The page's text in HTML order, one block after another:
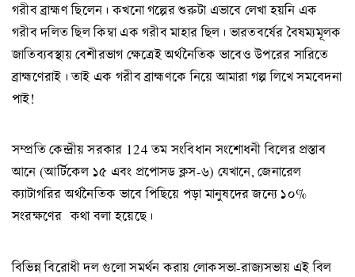
গরীব ব্রাহ্মণ ছিলেন। কখনো গল্পের শুরুটা এভাবে লেখা হয়নি এক
গরীব দলিত ছিল কিম্বা এক গরীব মাহার ছিল। ভারতবর্ষের বৈষম্যমূলক
জাতিব্যবস্থায় বেশীরভাগ ক্ষেত্রেই অর্থনৈতিক ভাবেও উপরের সারিতে
ব্রাহ্মণেরাই। তাই এক গরীব ব্রাহ্মণকে নিয়ে আমারা গল্প লিখে সমবেদনা
পাই!
সম্প্রতি কেন্দ্রীয় সরকার 124 তম সংবিধান সংশোধনী বিলের প্রস্তাব
আনে (আর্টিকেল ১৫ এবং প্রপোসড ক্লস-৬) যেখানে, জেনারেল
ক্যাটাগরির অর্থনৈতিক ভাবে পিছিয়ে পড়া মানুষদের জন্যে ১০%
সংরক্ষণের কথা বলা হয়েছে।
বিভিন্ন বিরোধী দল গুলো সমর্থন করায় লোকসভা-রাজ্যসভায় এই বিল